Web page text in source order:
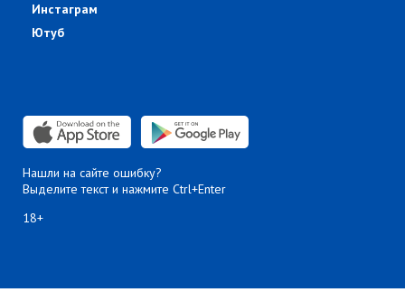
Инстаграм
Ютуб
Нашли на сайте ошибку?
Выделите текст и нажмите Ctrl+Enter
18+